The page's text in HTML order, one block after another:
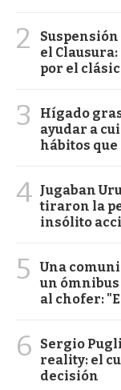
2
el
por el
3
Hígado
ayudar a
hábitos
4 Jugaban
tiraron la
insólito
5
Una
un
al chofer:
6
Sergio
reality: el
decisión